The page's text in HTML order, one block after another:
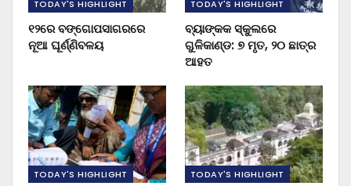
TODAY'S HIGHLIGHT
୧୨ରେ ବଙ୍ଗୋପସାଗରରେ
ନୂଆ ଘୂର୍ଣ୍ଣିବଳୟ
TODAY'S HIGHLIGHT
ବ୍ୟାଙ୍କକ ସ୍କୁଲରେ
ଗୁଳିକାଣ୍ଡ: ୭ ମୃତ, ୨୦ ଛାତ୍ର
ଆହତ
TODAY'S HIGHLIGHT TODAY'S HIGHLIGHT